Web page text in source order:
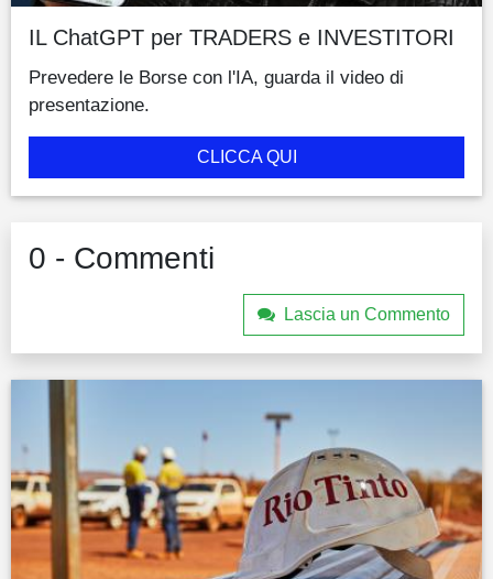
IL ChatGPT per TRADERS e INVESTITORI
Prevedere le Borse con l'IA, guarda il video di
presentazione.
CLICCA QUI
0 - Commenti
Lascia un Commento